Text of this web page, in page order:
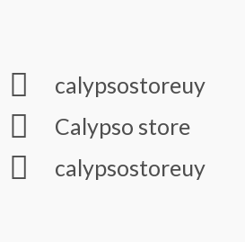
calypsostoreuy
Calypso store
calypsostoreuy